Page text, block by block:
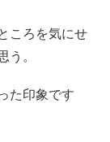
ころを気にせ
う。
た印象です